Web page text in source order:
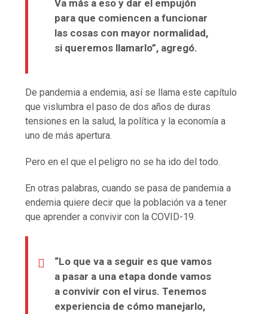
Va más a eso y dar el empujón
para que comiencen a funcionar
las cosas con mayor normalidad,
si queremos llamarlo”, agregó.
De pandemia a endemia, así se llama este capítulo
que vislumbra el paso de dos años de duras
tensiones en la salud, la política y la economía a
uno de más apertura.
Pero en el que el peligro no se ha ido del todo.
En otras palabras, cuando se pasa de pandemia a
endemia quiere decir que la población va a tener
que aprender a convivir con la COVID-19.
“Lo que va a seguir es que vamos
a pasar a una etapa donde vamos
a convivir con el virus. Tenemos
experiencia de cómo manejarlo,